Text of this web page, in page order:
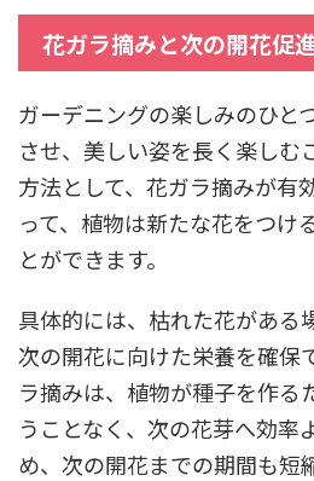
花ガラ摘みと次の開花促
ガーデニングの楽しみのひと
させ、美しい姿を長く楽しむ
方法として、花ガラ摘みが有
って、植物は新たな花をつけ
とができます。
具体的には、枯れた花がある
次の開花に向けた栄養を確保
ラ摘みは、植物が種子を作る
うことなく、次の花芽へ効率
め、次の開花までの期間も短